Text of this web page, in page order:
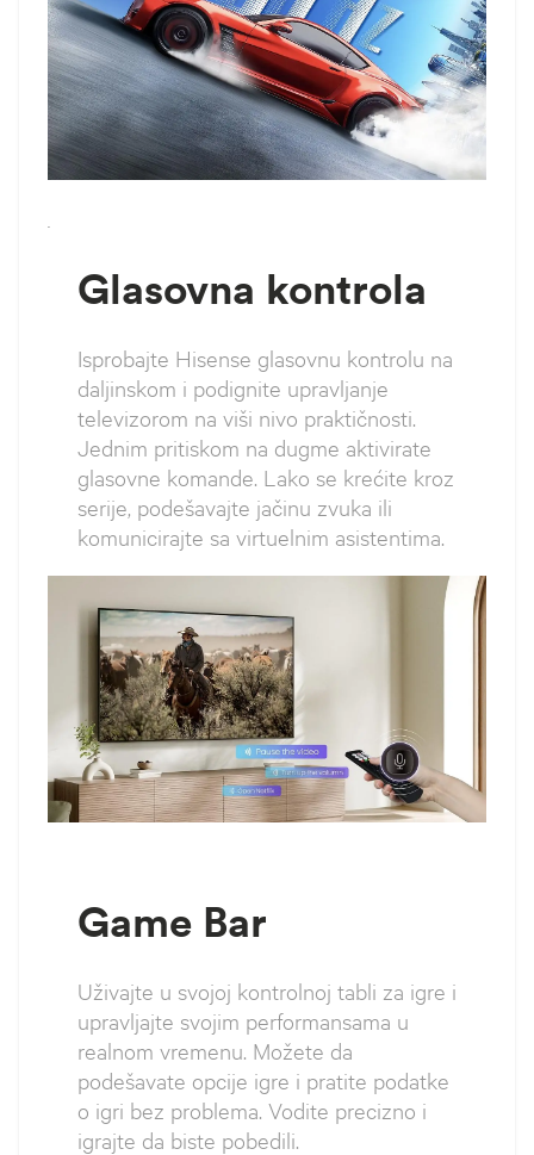
`
Glasovna kontrola
Isprobajte Hisense glasovnu kontrolu na
daljinskom i podignite upravljanje
televizorom na viši nivo praktičnosti.
Jednim pritiskom na dugme aktivirate
glasovne komande. Lako se krećite kroz
serije, podešavajte jačinu zvuka ili
komunicirajte sa virtuelnim asistentima.
Game Bar
Uživajte u svojoj kontrolnoj tabli za igre i
upravljajte svojim performansama u
realnom vremenu. Možete da
podešavate opcije igre i pratite podatke
o igri bez problema. Vodite precizno i
igrajte da biste pobedili.